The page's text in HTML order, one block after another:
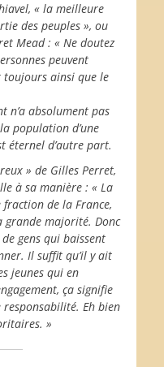
« la meilleure
des peuples », ou
Mead : « Ne doutez
peuvent
toujours ainsi que le
n’a absolument pas
population d’une
éternel d’autre part.
» de Gilles Perret,
à sa manière : « La
fraction de la France,
grande majorité. Donc
gens qui baissent
Il suffit qu’il y ait
jeunes qui en
ça signifie
responsabilité. Eh bien
»